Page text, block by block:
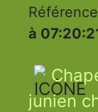
à
junien